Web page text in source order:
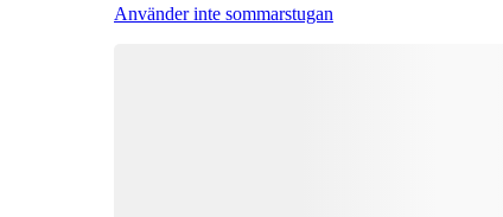
Använder inte sommarstugan